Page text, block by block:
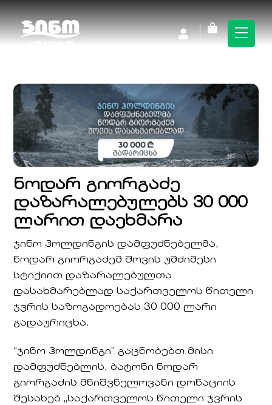
Skip
to
content
Cart
ნოდარ გიორგაძე
დაზარალებულებს 30 000
ლარით დაეხმარა
ჯინო ჰოლდინგის დამფუძნებელმა,
ნოდარ გიორგაძემ შოვის უმძიმესი
სტიქიით დაზარალებულთა
დასახმარებლად საქართველოს წითელი
ჯვრის საზოგადოებას 30 000 ლარი
გადაურიცხა.
“ჯინო ჰოლდინგი” გაცნობებთ მისი
დამფუძნებლის, ბატონი ნოდარ
გიორგაძის მნიშვნელოვანი დონაციის
შესახებ „საქართველოს წითელი ჯვრის